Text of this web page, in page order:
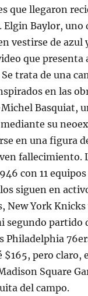
que llegaron
Elgin Baylor, uno
vestirse de azul
que presenta
trata de una
en las
Basquiat,
su
en una figura
fallecimiento.
con 11
siguen en
New York
segundo partido
Philadelphia
$165, pero claro,
Square
del campo.